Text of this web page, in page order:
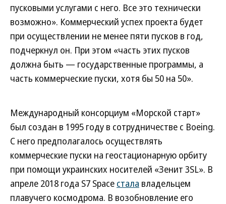
пусковыми услугами с него. Все это технически
возможно». Коммерческий успех проекта будет
при осуществлении не менее пяти пусков в год,
подчеркнул он. При этом «часть этих пусков
должна быть — государственные программы, а
часть коммерческие пуски, хотя бы 50 на 50».
Международный консорциум «Морской старт»
был создан в 1995 году в сотрудничестве с Boeing.
С него предполагалось осуществлять
коммерческие пуски на геостационарную орбиту
при помощи украинских носителей «Зенит 3SL». В
апреле 2018 года S7 Space стала владельцем
плавучего космодрома. В возобновление его